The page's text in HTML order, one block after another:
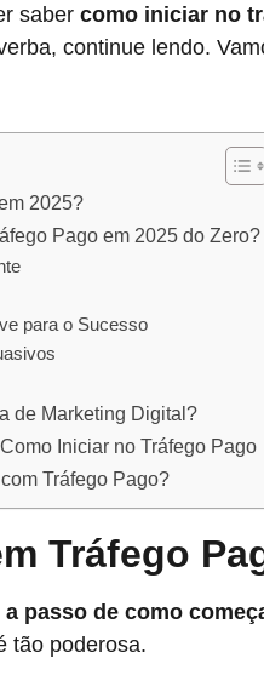
saber como iniciar no
continue lendo.
2025?
Pago em 2025 do Zero?
para o Sucesso
de Marketing Digital?
Iniciar no Tráfego Pago
Tráfego Pago?
Tráfego
a passo de como
tão poderosa.